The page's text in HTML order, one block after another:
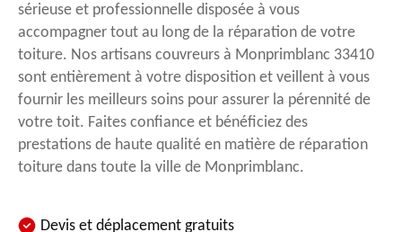
sérieuse et professionnelle disposée à vous
accompagner tout au long de la réparation de votre
toiture. Nos artisans couvreurs à Monprimblanc 33410
sont entièrement à votre disposition et veillent à vous
fournir les meilleurs soins pour assurer la pérennité de
votre toit. Faites confiance et bénéficiez des
prestations de haute qualité en matière de réparation
toiture dans toute la ville de Monprimblanc.
Devis et déplacement gratuits